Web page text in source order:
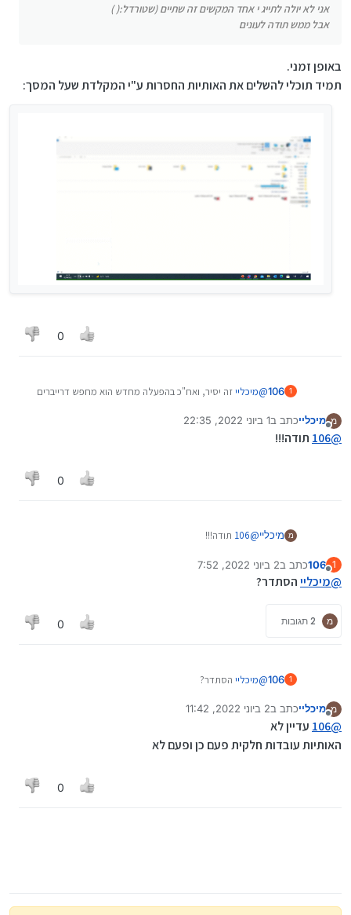
אני לא יולה לתייג י אחד המקשים זה שתיים (שטורדל:( )
אבל ממש תודה לעונים
באופן זמני.
תמיד תוכלי להשלים את האותיות החסרות ע"י המקלדת שעל המסך:
0
1
106
@מיכלייזה יסיר, ואח"כ בהפעלה מחדש הוא מחפש דרייברים
אם תרצו אפשר להתקין דרייבר ידנית באתר שקישרתי למעלה.
מ
מנותק
מיכלייכתב ב1 ביוני 2022, 22:35
נערך לאחרונה על ידי
@
106 תודה!!!
0
מ מיכליי@
106 תודה!!!
1
מנותק
106כתב ב2 ביוני 2022, 7:52
נערך לאחרונה על ידי
@מיכלייהסתדר?
מ 2 תגובות 0
1
106
@מיכליי הסתדר?
מ
מנותק
מיכלייכתב ב2 ביוני 2022, 11:42
נערך לאחרונה על ידי
@
106 עדיין לא
האותיות עובדות חלקית פעם כן ופעם לא
0